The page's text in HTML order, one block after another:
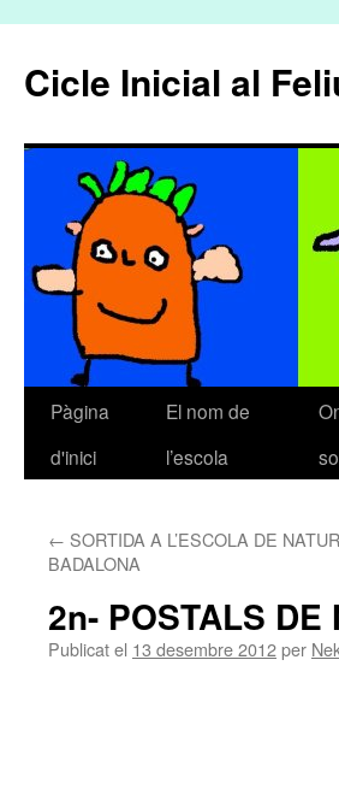
Cicle Inicial al
Vés
Pàgina
d'inici
El nom de
l’escola
← SORTIDA A L’ESCOLA DE
BADALONA
2n- POSTALS DE
Publicat el 13 desembre 2012per